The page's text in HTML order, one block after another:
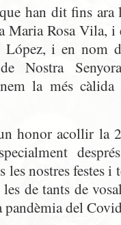
han dit fins ara
Maria Rosa Vila, i
López, i en nom
Nostra
la més
honor acollir la
les nostres festes i
de tants de
pandèmia del